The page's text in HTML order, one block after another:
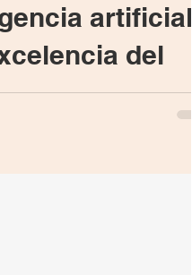
artificial:
del